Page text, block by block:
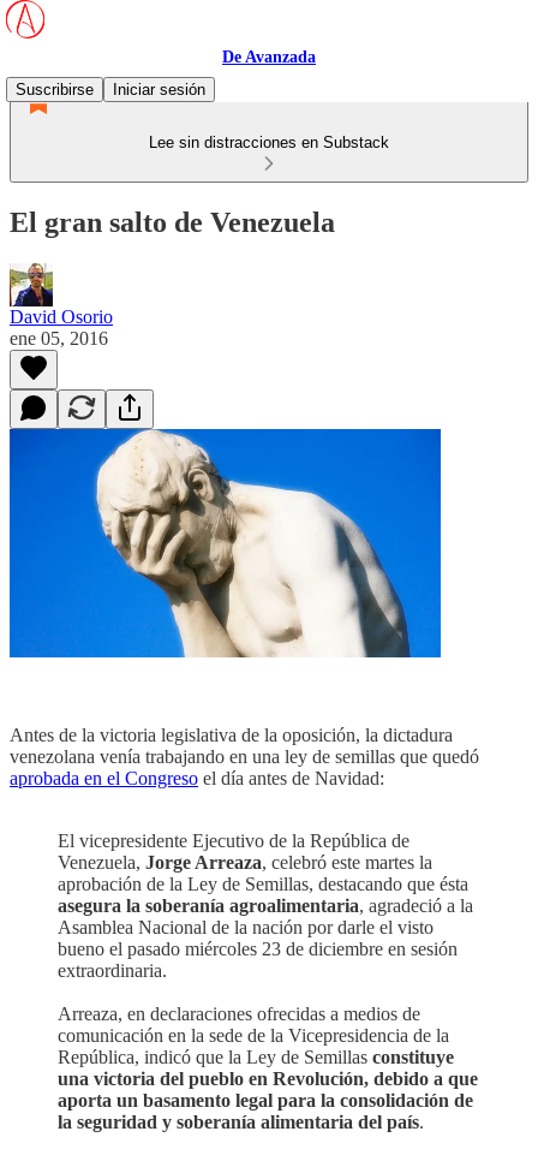
De Avanzada
Suscribirse
Iniciar sesión
Lee sin distracciones en Substack
El gran salto de Venezuela
David Osorio
ene 05, 2016
Antes de la victoria legislativa de la oposición, la dictadura
venezolana venía trabajando en una ley de semillas que quedó
aprobada en el Congreso el día antes de Navidad:
El vicepresidente Ejecutivo de la República de
Venezuela, Jorge Arreaza, celebró este martes la
aprobación de la Ley de Semillas, destacando que ésta
asegura la soberanía agroalimentaria, agradeció a la
Asamblea Nacional de la nación por darle el visto
bueno el pasado miércoles 23 de diciembre en sesión
extraordinaria.
Arreaza, en declaraciones ofrecidas a medios de
comunicación en la sede de la Vicepresidencia de la
República, indicó que la Ley de Semillas constituye
una victoria del pueblo en Revolución, debido a que
aporta un basamento legal para la consolidación de
la seguridad y soberanía alimentaria del país.